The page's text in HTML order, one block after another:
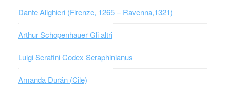
Dante Alighieri (Firenze, 1265 – Ravenna,1321)
Arthur Schopenhauer Gli altri
Luigi Serafini Codex Seraphinianus
Amanda Durán (Cile)